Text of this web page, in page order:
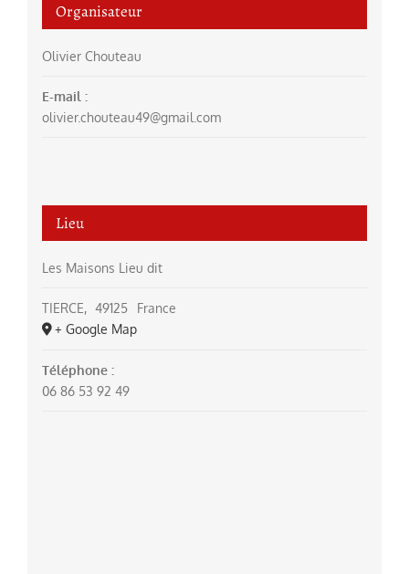
Organisateur
Olivier Chouteau
E-mail :
olivier.chouteau49@gmail.com
Lieu
Les Maisons Lieu dit
TIERCE, 49125
France
+ Google Map
Téléphone :
06 86 53 92 49